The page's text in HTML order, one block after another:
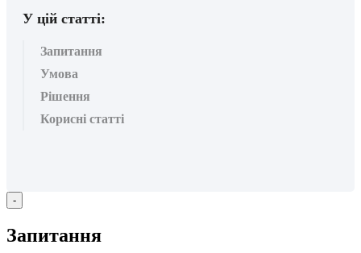
У цій статті:
Запитання
Умова
Рішення
Корисні статті
-
Запитання